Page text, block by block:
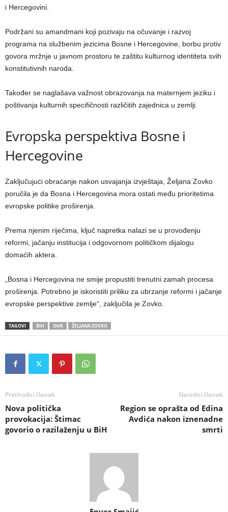
i Hercegovini.
Podržani su amandmani koji pozivaju na očuvanje i razvoj
programa na službenim jezicima Bosne i Hercegovine, borbu protiv
govora mržnje u javnom prostoru te zaštitu kulturnog identiteta svih
konstitutivnih naroda.
Također se naglašava važnost obrazovanja na maternjem jeziku i
poštivanja kulturnih specifičnosti različitih zajednica u zemlji.
Evropska perspektiva Bosne i
Hercegovine
Zaključujući obraćanje nakon usvajanja izvještaja, Željana Zovko
poručila je da Bosna i Hercegovina mora ostati među prioritetima
evropske politike proširenja.
Prema njenim riječima, ključ napretka nalazi se u provođenju
reformi, jačanju institucija i odgovornom političkom dijalogu
domaćih aktera.
„Bosna i Hercegovina ne smije propustiti trenutni zamah procesa
proširenja. Potrebno je iskoristiti priliku za ubrzanje reformi i jačanje
evropske perspektive zemlje“, zaključila je Zovko.
TAGOVI BIH OHR ŽELJANA ZOVKO
Prethodni članak
Nova politička
provokacija: Štimac
govorio o razilaženju u BiH
Naredni članak
Region se oprašta od Edina
Avdića nakon iznenadne
smrti